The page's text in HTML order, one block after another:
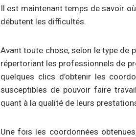
Il est maintenant temps de savoir
débutent les difficultés.
Avant toute chose, selon le type de
répertoriant les professionnels de
quelques clics d’obtenir les
susceptibles de pouvoir faire
quant à la qualité de leurs
Une fois les coordonnées